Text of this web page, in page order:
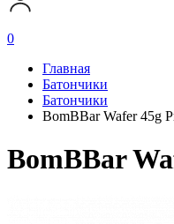
0
Главная
Батончики
Батончики
BomBBar Wafer 45g
BomBBar